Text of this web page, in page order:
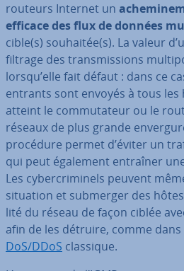
routeurs Internet un
efficace des flux de données
cible(s) souhaitée(s). La valeur
filtrage des trans­mis­sions
lorsqu’elle fait défaut : dans ce
entrants sont envoyés à tous
atteint le com­mu­ta­teur ou le
réseaux de plus grande
procédure permet d’éviter un
qui peut également entraîner
Les cy­ber­cri­mi­nels peuvent
situation et submerger des
lité du réseau de façon ciblée
afin de les détruire, comme dans
DoS/DDoS classique.